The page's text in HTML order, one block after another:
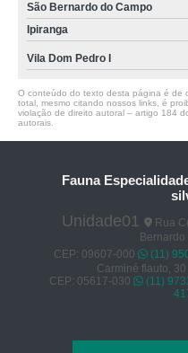
São Bernardo do Campo
Ipiranga
Vila Dom Pedro I
O conteúdo do texto desta página é de
total, mesmo citando nossos links, é
violação de direito autoral – artigo 184
autorais
Fauna
Unidade01
Rua
CEP: 09607-000
(11)
Carminé flauto,
CEP: 05617-030
(11)